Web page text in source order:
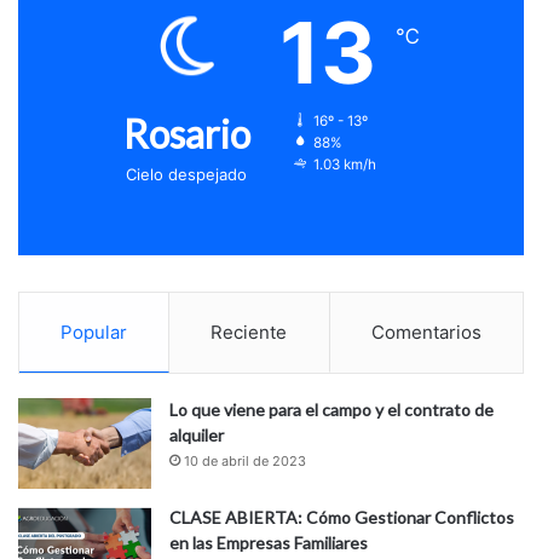
Rosario
Cielo despejado
13 ℃
16º - 13º
88%
1.03 km/h
Popular Reciente Comentarios
Lo que viene para el campo y el contrato de
alquiler
10 de abril de 2023
CLASE ABIERTA: Cómo Gestionar Conflictos
en las Empresas Familiares